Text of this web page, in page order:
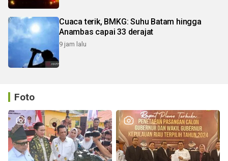
Cuaca terik, BMKG: Suhu Batam hingga
Anambas capai 33 derajat
9 jam lalu
Foto